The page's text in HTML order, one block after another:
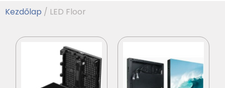
Kezdőlap / LED Floor